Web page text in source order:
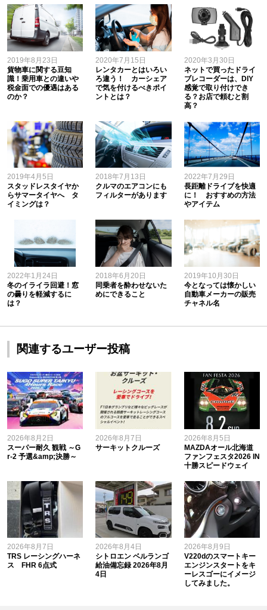
2019年8月23日
貨物車に関する豆知
識！乗用車との違いや
税金面での優遇はある
のか？
2020年7月15日
レンタカーとはいろい
ろ違う！ カーシェア
で気を付けるべきポイ
ントとは？
2020年3月30日
ネットで買ったドライ
ブレコーダーは、DIY
感覚で取り付けでき
る？お店で頼むと割
高？
2019年4月5日
スタッドレスタイヤか
らサマータイヤへ タ
イミングは？
2018年7月13日
クルマのエアコンにも
フィルターがあります
2022年7月29日
長距離ドライブを快適
に！ おすすめの方法
やアイテム
2022年1月24日
冬のイライラ回避！窓
の曇りを軽減するに
は？
2018年6月20日
同乗者を酔わせないた
めにできること
2019年10月30日
今となっては懐かしい
自動車メーカーの販売
チャネル名
関連するユーザー投稿
2026年8月2日
スーパー耐久 観戦 ～G
r-2 予選&amp;決勝～
2026年8月7日
サーキットクルーズ
2026年8月5日
MAZDAオール北海道
ファンフェスタ2026 IN
十勝スピードウェイ
2026年8月7日
TRS レーシングハーネ
ス FHR 6点式
2026年8月4日
シトロエン ベルランゴ
給油備忘録 2026年8月
4日
2026年8月9日
V220dのスマートキー
エンジンスタートをキ
ーレスゴーにイメージ
してみました。